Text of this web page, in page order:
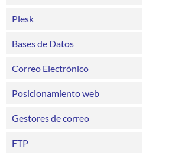
Plesk
Bases de Datos
Correo Electrónico
Posicionamiento web
Gestores de correo
FTP